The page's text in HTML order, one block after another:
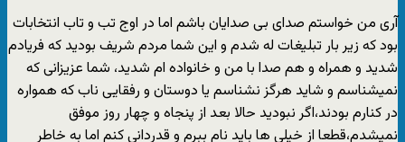
آری من خواستم صدای بی صدایان باشم اما در اوج تب و تاب انتخابات
بود که زیر بار تبلیغات له شدم و این شما مردم شریف بودید که فریادم
شدید و همراه و هم صدا با من و خانواده ام شدید، شما عزیزانی که
نمیشناسم و شاید هرگز نشناسم یا دوستان و رفقایی ناب که همواره
در کنارم بودند،اگر نبودید حالا بعد از پنجاه و چهار روز موفق
نمیشدم،قطعا از خیلی ها باید نام ببرم و قدردانی کنم اما به خاطر